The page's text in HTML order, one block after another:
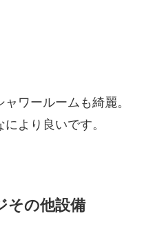
ワールームも綺麗。
より良いです。
その他設備